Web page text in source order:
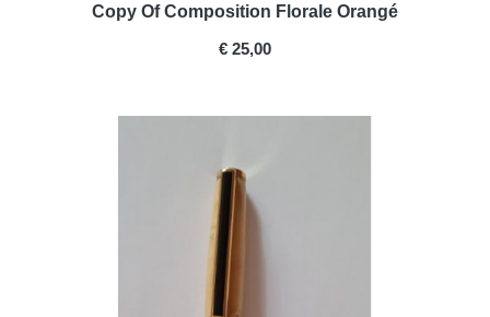
Copy Of Composition Florale Orangé
PRICE
€ 25,00